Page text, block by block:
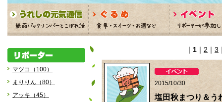
マツコ（100）
まりりん（80）
アッキ（45）
｜ 1 ｜ 2 ｜ 3
2015/10/30
塩田秋まつり＆う